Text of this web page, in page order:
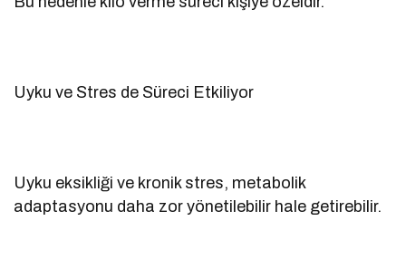
Uyku ve Stres de Süreci Etkiliyor
Uyku eksikliği ve kronik stres, metabolik
adaptasyonu daha zor yönetilebilir hale getirebilir.